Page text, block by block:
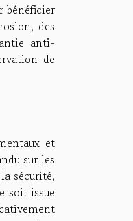
bénéficier
des
anti-
de
et
sur les
sécurité,
soit issue